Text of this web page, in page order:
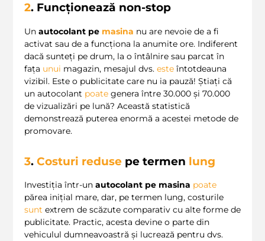
2. Funcționează non-stop
Un autocolant pe masina nu are nevoie de a fi
activat sau de a funcționa la anumite ore. Indiferent
dacă sunteți pe drum, la o întâlnire sau parcat în
fața unui magazin, mesajul dvs. este întotdeauna
vizibil. Este o publicitate care nu ia pauză! Știați că
un autocolant poate genera între 30.000 și 70.000
de vizualizări pe lună? Această statistică
demonstrează puterea enormă a acestei metode de
promovare.
3. Costuri reduse pe termen lung
Investiția într-un autocolant pe masina poate
părea inițial mare, dar, pe termen lung, costurile
sunt extrem de scăzute comparativ cu alte forme de
publicitate. Practic, acesta devine o parte din
vehiculul dumneavoastră și lucrează pentru dvs.